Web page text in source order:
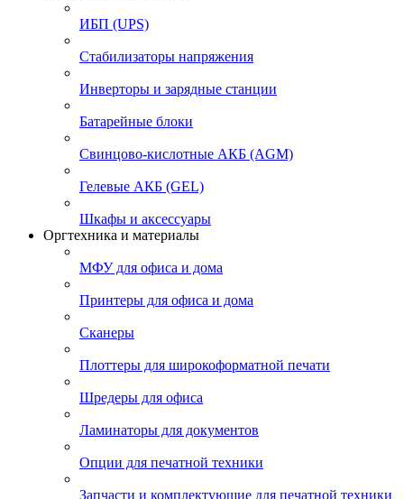
ИБП (UPS)
Стабилизаторы напряжения
Инверторы и зарядные станции
Батарейные блоки
Свинцово-кислотные АКБ (AGM)
Гелевые АКБ (GEL)
Шкафы и аксессуары
Оргтехника и материалы
МФУ для офиса и дома
Принтеры для офиса и дома
Сканеры
Плоттеры для широкоформатной печати
Шредеры для офиса
Ламинаторы для документов
Опции для печатной техники
Запчасти и комплектующие для печатной техники